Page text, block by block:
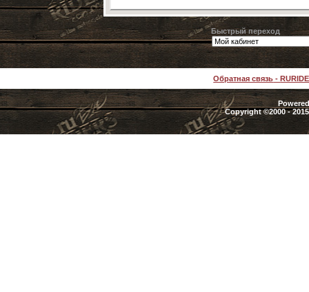
Быстрый переход
Обратная связь -
Copyright ©2000 -